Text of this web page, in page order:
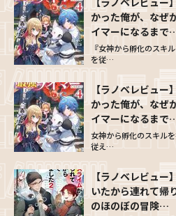
かった俺が、なぜ
イマーになるまで
『女神から孵化のスキ
を従…
【ラノベレビュ
かった俺が、なぜ
イマーになるまで
女神から孵化のスキル
従え…
【ラノベレビュ
いたから連れて帰
のほのぼの冒険…